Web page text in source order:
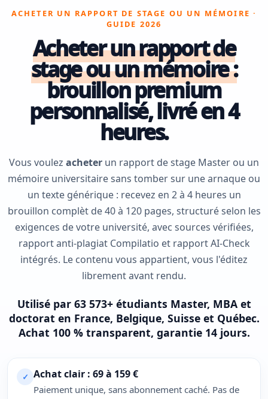
ACHETER UN RAPPORT DE STAGE OU UN MÉMOIRE ·
GUIDE 2026
Acheter un rapport de
stage ou un mémoire :
brouillon premium
personnalisé, livré en 4
heures.
Vous voulez acheter un rapport de stage Master ou un
mémoire universitaire sans tomber sur une arnaque ou
un texte générique : recevez en 2 à 4 heures un
brouillon complèt de 40 à 120 pages, structuré selon les
exigences de votre université, avec sources vérifiées,
rapport anti-plagiat Compilatio et rapport AI-Check
intégrés. Le contenu vous appartient, vous l'éditez
librement avant rendu.
Utilisé par 63 573+ étudiants Master, MBA et
doctorat en France, Belgique, Suisse et Québec.
Achat 100 % transparent, garantie 14 jours.
✓ Achat clair : 69 à 159 €
Paiement unique, sans abonnement caché. Pas de